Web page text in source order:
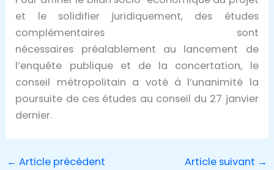
et le solidifier juridiquement, des études
complémentaires sont
nécessaires préalablement au lancement de
l’enquête publique et de la concertation, le
conseil métropolitain a voté à l’unanimité la
poursuite de ces études au conseil du 27 janvier
dernier.
← Article précédent Article suivant →